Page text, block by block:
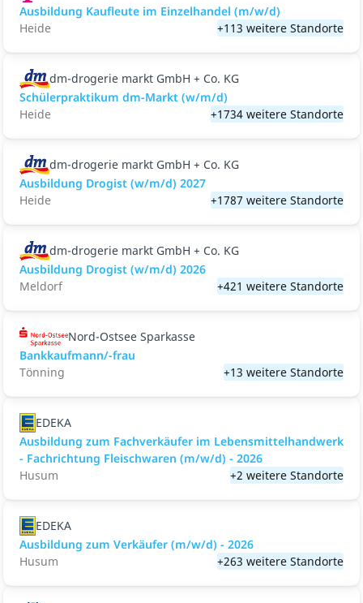
Ausbildung Kaufleute im Einzelhandel (m/w/d)
Heide
+113 weitere Standorte
dm-drogerie markt GmbH + Co. KG
Schülerpraktikum dm-Markt (w/m/d)
Heide
+1734 weitere Standorte
dm-drogerie markt GmbH + Co. KG
Ausbildung Drogist (w/m/d) 2027
Heide
+1787 weitere Standorte
dm-drogerie markt GmbH + Co. KG
Ausbildung Drogist (w/m/d) 2026
Meldorf
+421 weitere Standorte
Nord-Ostsee Sparkasse
Bankkaufmann/-frau
Tönning
+13 weitere Standorte
EDEKA
Ausbildung zum Fachverkäufer im Lebensmittelhandwerk
- Fachrichtung Fleischwaren (m/w/d) - 2026
Husum
+2 weitere Standorte
EDEKA
Ausbildung zum Verkäufer (m/w/d) - 2026
Husum
+263 weitere Standorte